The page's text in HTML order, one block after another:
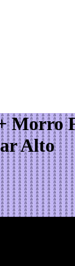
Morro
Alto